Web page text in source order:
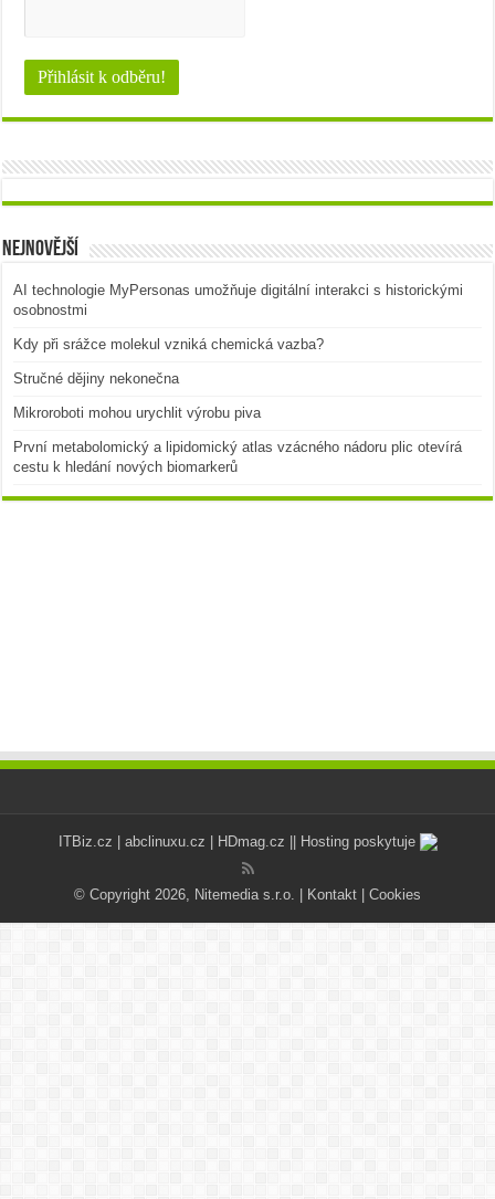
Nejnovější
AI technologie MyPersonas umožňuje digitální interakci s historickými
osobnostmi
Kdy při srážce molekul vzniká chemická vazba?
Stručné dějiny nekonečna
Mikroroboti mohou urychlit výrobu piva
První metabolomický a lipidomický atlas vzácného nádoru plic otevírá
cestu k hledání nových biomarkerů
ITBiz.cz | abclinuxu.cz | HDmag.cz || Hosting poskytuje
© Copyright 2026, Nitemedia s.r.o. | Kontakt | Cookies